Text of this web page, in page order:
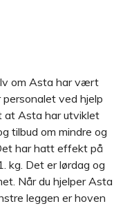
om Asta har vært
ved hjelp
at Asta har utviklet
tilbud om mindre og
har hatt effekt på
kg. Det er lørdag og
Når du hjelper Asta
leggen er hoven